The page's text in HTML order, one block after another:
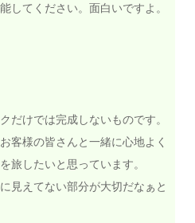
してください。面白いですよ。
だけでは完成しないものです。
客様の皆さんと一緒に心地よく
旅したいと思っています。
見えてない部分が大切だなぁと